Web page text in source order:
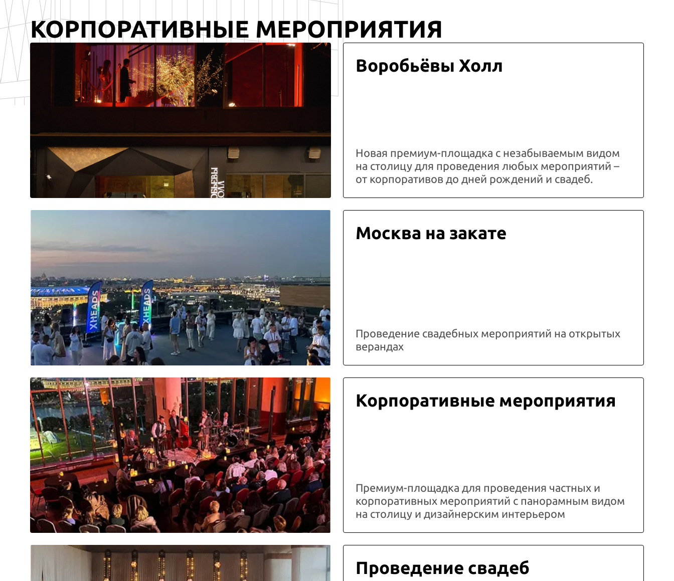
КОРПОРАТИВНЫЕ МЕРОПРИЯТИЯ
Воробьёвы Холл
Новая премиум-площадка с незабываемым видом
на столицу для проведения любых мероприятий –
от корпоративов до дней рождений и свадеб.
Москва на закате
Проведение свадебных мероприятий на открытых
верандах
Корпоративные мероприятия
Премиум-площадка для проведения частных и
корпоративных мероприятий с панорамным видом
на столицу и дизайнерским интерьером
Проведение свадеб